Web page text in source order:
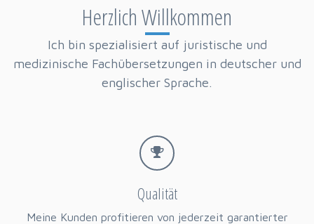
Herzlich Willkommen
Ich bin spezialisiert auf juristische und
medizinische Fachübersetzungen in deutscher und
englischer Sprache.
Qualität
Meine Kunden profitieren von jederzeit garantierter